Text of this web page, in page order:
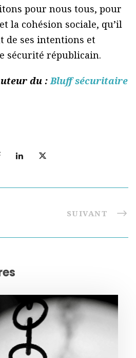
pour nous tous, pour
la cohésion sociale, qu’il
de ses intentions et
sécurité républicain.
du :Bluff sécuritaire
SUIVANT